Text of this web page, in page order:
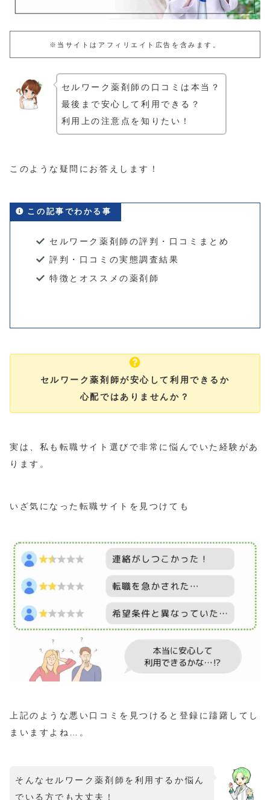
※当サイトはアフィリエイト広告を含みます。
セルワーク薬剤師の口コミは本当？
最後まで安心して利用できる？
利用上の注意点を知りたい！
このような疑問にお答えします！
この記事でわかる事
セルワーク薬剤師の評判・口コミまとめ
評判・口コミの実態調査結果
特徴とオススメの薬剤師
セルワーク薬剤師が安心して利用できるか
心配ではありませんか？
実は、私も転職サイト選びで非常に悩んでいた経験があ
ります。
いざ気になった転職サイトを見つけても
上記のような悪い口コミを見つけると登録に躊躇してし
まいますよね…。
そんなセルワーク薬剤師を利用するか悩ん
でいる方でも大丈夫！